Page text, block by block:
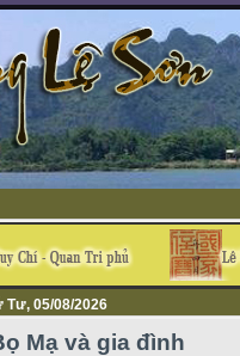
05/08/2026
Mạ và gia đình